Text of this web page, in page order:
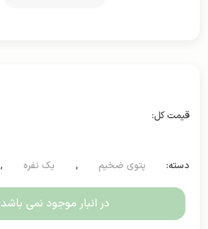
دسته: پتوی ضخیم , یک نفره ,
در انبار موجود نمی باشد